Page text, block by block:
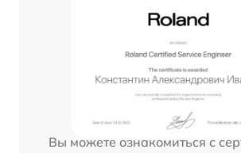
Вы можете ознакомиться с